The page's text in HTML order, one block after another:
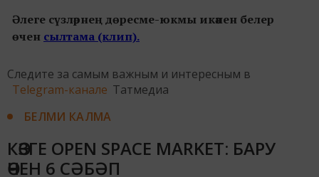
Әлеге сүзләрнең дөресме-юкмы икәнен белер
өчен сылтама (клип).
Следите за самым важным и интересным в
Telegram-канале Татмедиа
БЕЛМИ КАЛМА
КӨЗГЕ OPEN SPACE MARKET: БАРУ
ӨЧЕН 6 СӘБӘП